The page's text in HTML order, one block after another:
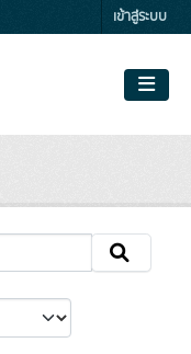
เข้าสู่ระบบ